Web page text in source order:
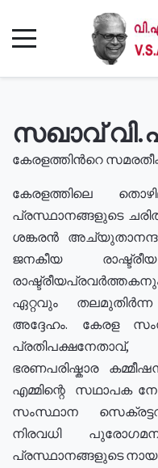
സഖാവ്
കേരളത്തിൻറെ
കേരളത്തിലെ
പ്രസ്ഥാനങ്ങളുടെ
ശങ്കരൻ
ജനകീയ
ഏറ്റവും
അദ്ദേഹം. കേരള
ഭരണപരിഷ്കാര
എമ്മിന്റെ സഥാപക
സംസ്ഥാന
നിരവധി
പ്രസ്ഥാനങ്ങളുടെ